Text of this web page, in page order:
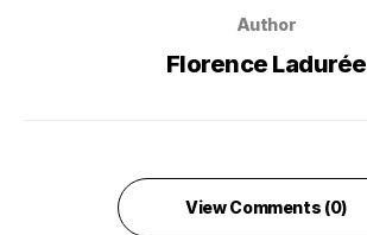
Author
Florence Ladurée
View Comments (0)